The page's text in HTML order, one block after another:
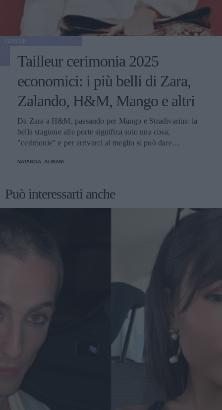
Tailleur cerimonia 2025
economici: i più belli di Zara,
Zalando, H&M, Mango e altri
Da Zara a H&M, passando per Mango e Stradivarius: la
bella stagione alle porte significa solo una cosa,
"cerimonie" e per arrivarci al meglio si può dare
NATASCIA_ALIBANI
Può interessarti anche